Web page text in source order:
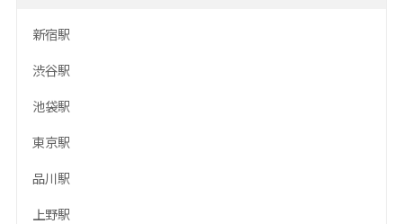
新宿駅
渋谷駅
池袋駅
東京駅
品川駅
上野駅